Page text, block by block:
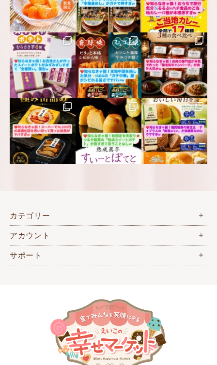
カテゴリー
アカウント
サポート